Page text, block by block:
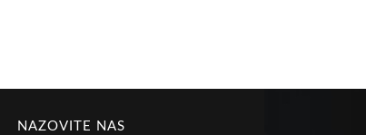
NAZOVITE NAS